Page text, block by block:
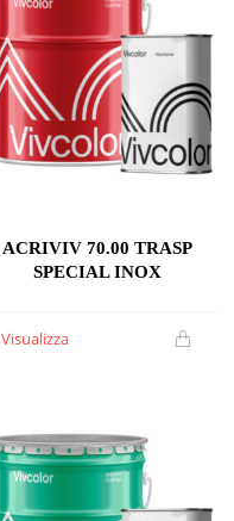
ACRIVIV 70.00 TRASP
SPECIAL INOX
Visualizza